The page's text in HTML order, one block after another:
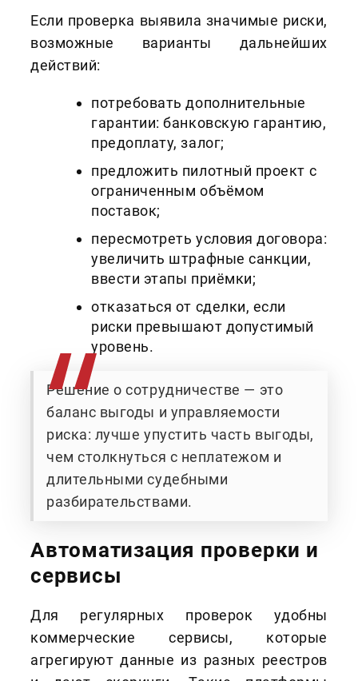
Если проверка выявила значимые риски,
возможные варианты дальнейших
действий:
потребовать дополнительные
гарантии: банковскую гарантию,
предоплату, залог;
предложить пилотный проект с
ограниченным объёмом
поставок;
пересмотреть условия договора:
увеличить штрафные санкции,
ввести этапы приёмки;
отказаться от сделки, если
риски превышают допустимый
уровень.
Решение о сотрудничестве — это
баланс выгоды и управляемости
риска: лучше упустить часть выгоды,
чем столкнуться с неплатежом и
длительными судебными
разбирательствами.
Автоматизация проверки и
сервисы
Для регулярных проверок удобны
коммерческие сервисы, которые
агрегируют данные из разных реестров